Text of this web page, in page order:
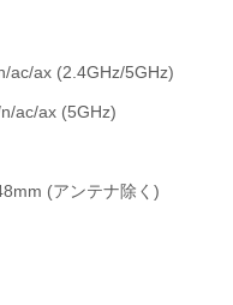
ac/ax (2.4GHz/5GHz)
ac/ax (5GHz)
(アンテナ除く)